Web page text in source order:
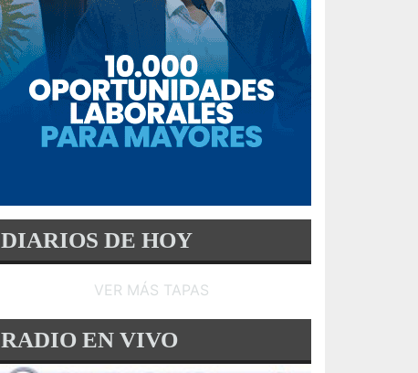
DIARIOS DE HOY
VER MÁS TAPAS
RADIO EN VIVO